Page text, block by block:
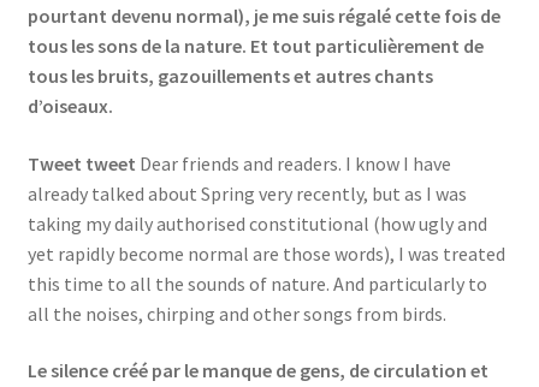
Privacy Tools
Private Tuition
Shop
Terms and Conditions
Categories
Events
pourtant devenu normal), je me suis régalé cette fois de
tous les sons de la nature. Et tout particulièrement de
tous les bruits, gazouillements et autres chants
d’oiseaux.
Tweet tweet Dear friends and readers. I know I have
already talked about Spring very recently, but as I was
taking my daily authorised constitutional (how ugly and
yet rapidly become normal are those words), I was treated
this time to all the sounds of nature. And particularly to
all the noises, chirping and other songs from birds.
Le silence créé par le manque de gens, de circulation et